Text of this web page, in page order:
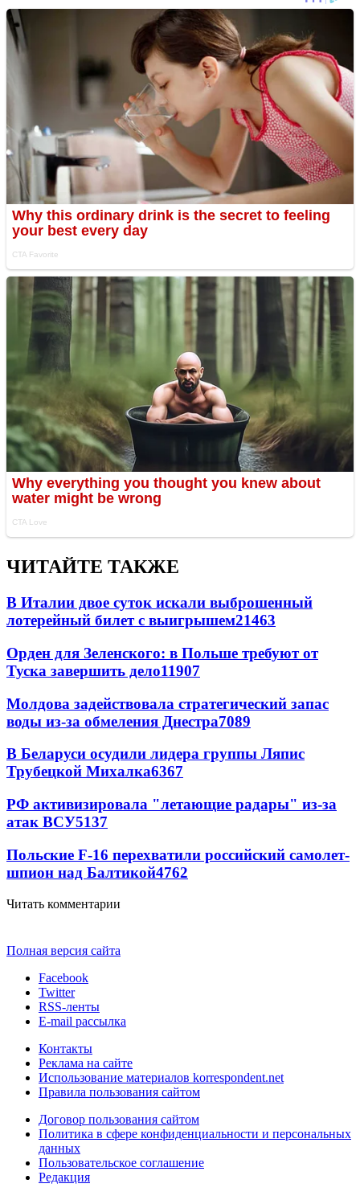
ЧИТАЙТЕ ТАКЖЕ
В Италии двое суток искали выброшенный
лотерейный билет с выигрышем21463
Орден для Зеленского: в Польше требуют от
Туска завершить дело11907
Молдова задействовала стратегический запас
воды из-за обмеления Днестра7089
В Беларуси осудили лидера группы Ляпис
Трубецкой Михалка6367
РФ активизировала "летающие радары" из-за
атак ВСУ5137
Польские F-16 перехватили российский самолет-
шпион над Балтикой4762
Читать комментарии
Полная версия сайта
Facebook
Twitter
RSS-ленты
E-mail рассылка
Контакты
Реклама на сайте
Использование материалов korrespondent.net
Правила пользования сайтом
Договор пользования сайтом
Политика в сфере конфиденциальности и персональных
данных
Пользовательское соглашение
Редакция